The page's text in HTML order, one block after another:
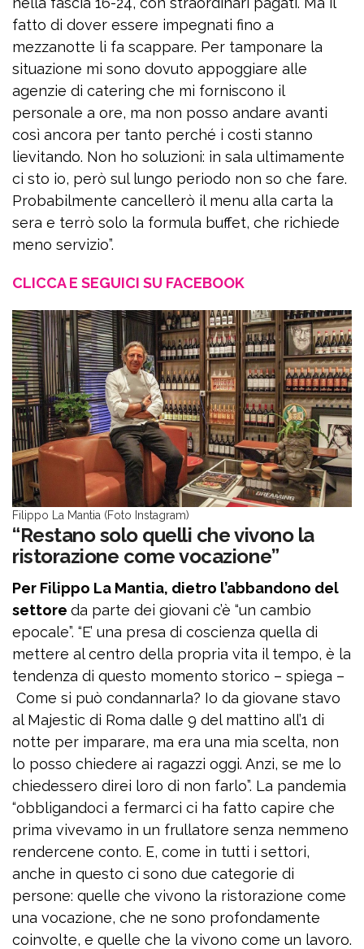
fatto di dover essere impegnati fino a
mezzanotte li fa scappare. Per tamponare la
situazione mi sono dovuto appoggiare alle
agenzie di catering che mi forniscono il
personale a ore, ma non posso andare avanti
così ancora per tanto perché i costi stanno
lievitando. Non ho soluzioni: in sala ultimamente
ci sto io, però sul lungo periodo non so che fare.
Probabilmente cancellerò il menu alla carta la
sera e terrò solo la formula buffet, che richiede
meno servizio”.
CLICCA E SEGUICI SU FACEBOOK
Filippo La Mantia (Foto Instagram)
“Restano solo quelli che vivono la
ristorazione come vocazione”
Per Filippo La Mantia, dietro l’abbandono del
settore da parte dei giovani c’è “un cambio
epocale”. “E’ una presa di coscienza quella di
mettere al centro della propria vita il tempo, è la
tendenza di questo momento storico – spiega –
Come si può condannarla? Io da giovane stavo
al Majestic di Roma dalle 9 del mattino all’1 di
notte per imparare, ma era una mia scelta, non
lo posso chiedere ai ragazzi oggi. Anzi, se me lo
chiedessero direi loro di non farlo”. La pandemia
“obbligandoci a fermarci ci ha fatto capire che
prima vivevamo in un frullatore senza nemmeno
rendercene conto. E, come in tutti i settori,
anche in questo ci sono due categorie di
persone: quelle che vivono la ristorazione come
una vocazione, che ne sono profondamente
coinvolte, e quelle che la vivono come un lavoro.